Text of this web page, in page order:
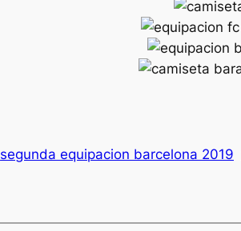
segunda equipacion barcelona 2019